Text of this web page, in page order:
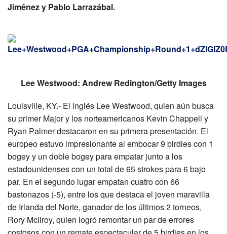
Jiménez y Pablo Larrazábal.
Lee Westwood: Andrew Redington/Getty Images
Louisville, KY.- El inglés Lee Westwood, quien aún busca
su primer Major y los norteamericanos Kevin Chappell y
Ryan Palmer destacaron en su primera presentación. El
europeo estuvo impresionante al embocar 9 birdies con 1
bogey y un doble bogey para empatar junto a los
estadounidenses con un total de 65 strokes para 6 bajo
par. En el segundo lugar empatan cuatro con 66
bastonazos (-5), entre los que destaca el joven maravilla
de Irlanda del Norte, ganador de los últimos 2 torneos,
Rory Mcllroy, quien logró remontar un par de errores